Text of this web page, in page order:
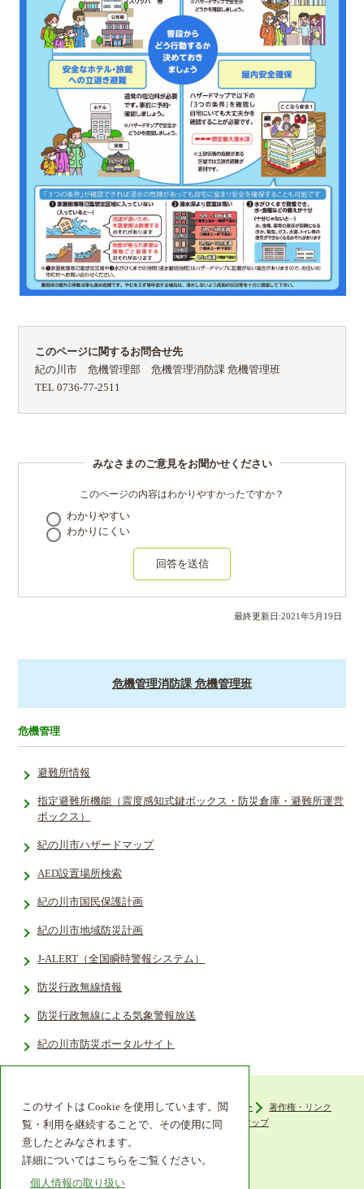
このサイトは Cookie を使用しています。閲
覧・利用を継続することで、その使用に同
意したとみなされます。
詳細についてはこちらをご覧ください。
個人情報の取り扱い
このページに関するお問合せ先
紀の川市 危機管理部 危機管理消防課 危機管理班
TEL 0736-77-2511
みなさまのご意見をお聞かせください
このページの内容はわかりやすかったですか？
わかりやすい
わかりにくい
回答を送信
最終更新日:2021年5 月 19日
危機管理消防課 危機管理班
危機管理
避難所情報
指定避難所­機能（震度­感知式鍵ボ­ックス・防­災倉庫・避­難所運営
ボ­ックス）
紀の川市ハザードマップ
AED設置場所検索
紀の川市国民保護計画
紀の川市地域防災計画
J-ALERT（全国瞬時警報システム）
防災行政無線情報
防災行政無線による気象警報放送
紀の川市防災ポータルサイト
ウェブアクセシビリティ プライバシーポリシー
著作権・リンク
組織機構
リンク集 サイトマップ